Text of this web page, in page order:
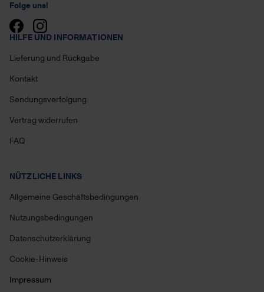
HILFE UND INFORMATIONEN
Lieferung und Rückgabe
Kontakt
Sendungsverfolgung
Vertrag widerrufen
FAQ
NÜTZLICHE LINKS
Allgemeine Geschäftsbedingungen
Nutzungsbedingungen
Datenschutzerklärung
Cookie-Hinweis
Impressum
Folge uns!